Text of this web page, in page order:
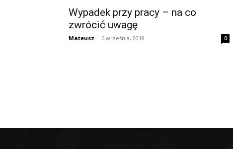
Wypadek przy pracy – na co
zwrócić uwagę
Mateusz - 6 września, 2018 0